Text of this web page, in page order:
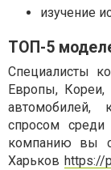
изучение
ТОП-5
Специалисты
Европы, Кореи,
автомобилей,
спросом
компанию вы
Харьков https://